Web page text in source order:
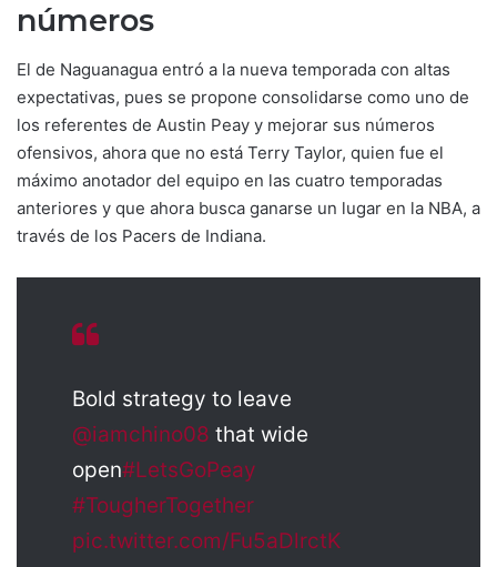
números
El de Naguanagua entró a la nueva temporada con altas
expectativas, pues se propone consolidarse como uno de
los referentes de Austin Peay y mejorar sus números
ofensivos, ahora que no está Terry Taylor, quien fue el
máximo anotador del equipo en las cuatro temporadas
anteriores y que ahora busca ganarse un lugar en la NBA, a
través de los Pacers de Indiana.
Bold strategy to leave
@iamchino08 that wide
open#LetsGoPeay
#TougherTogether
pic.twitter.com/Fu5aDlrctK